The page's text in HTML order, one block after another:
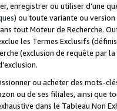
enregistrer ou utiliser d’une
) ou toute variante ou
tout Moteur de Recherche.
les Termes Exclusifs
(exclusion de requête
ou acheter des mots-
ou de ses filiales, ainsi que
dans le Tableau Non